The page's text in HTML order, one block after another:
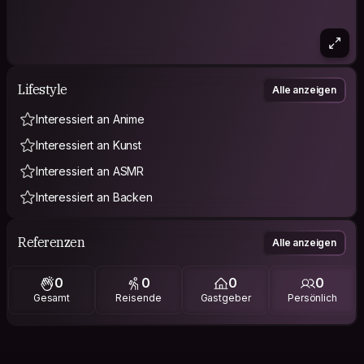
Lifestyle Alle anzeigen
Interessiert an Anime
Interessiert an Kunst
Interessiert an ASMR
Interessiert an Backen
Referenzen Alle anzeigen
0
Gesamt
0
Reisende
0
Gastgeber
0
Persönlich